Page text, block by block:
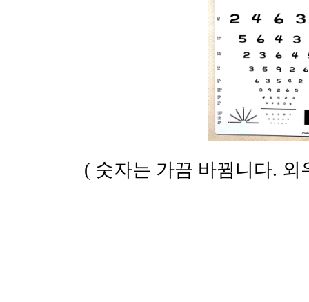
( 숫자는 가끔 바뀜니다.